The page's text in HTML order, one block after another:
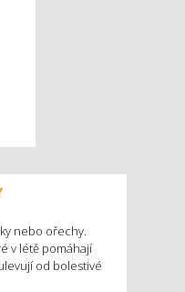
nebo ořechy.
v létě pomáhají
od bolestivé